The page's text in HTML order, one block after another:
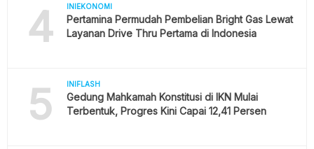
4 INIEKONOMI
Pertamina Permudah Pembelian Bright Gas Lewat
Layanan Drive Thru Pertama di Indonesia
5 INIFLASH
Gedung Mahkamah Konstitusi di IKN Mulai
Terbentuk, Progres Kini Capai 12,41 Persen